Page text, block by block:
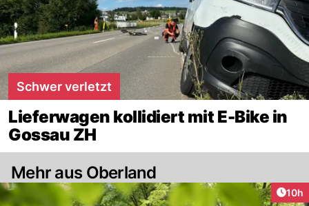
Schwer verletzt
Lieferwagen kollidiert mit E-Bike in
Gossau ZH
Mehr aus Oberland
10h